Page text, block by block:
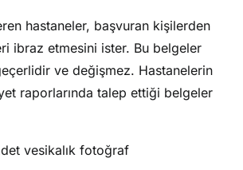
hastaneler, başvuran kişilerden
ibraz etmesini ister. Bu belgeler
ve değişmez. Hastanelerin
raporlarında talep ettiği belgeler
vesikalık fotoğraf